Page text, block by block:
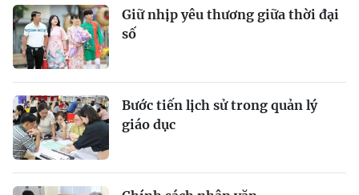
Giữ nhịp yêu thương giữa thời đại
số
Bước tiến lịch sử trong quản lý
giáo dục